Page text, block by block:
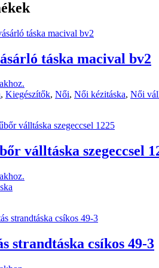
táska macival bv2
, Kiegészítők, Női, Női kézitáska, Női
válltáska szegeccsel
strandtáska csíkos 49-3